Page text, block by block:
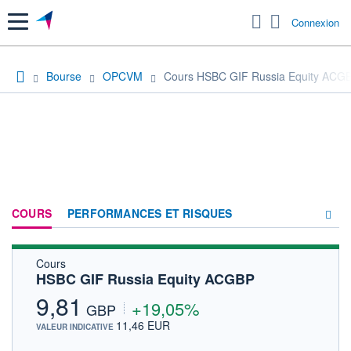
Menu Connexion
Bourse OPCVM Cours HSBC GIF Russia Equity
COURS PERFORMANCES ET RISQUES
Cours
HSBC GIF Russia Equity ACGBP
9,81 GBP +19,05%
VALEUR INDICATIVE 11,46 EUR